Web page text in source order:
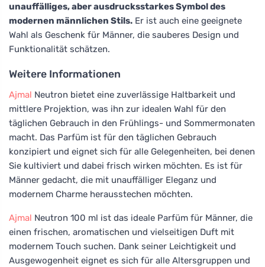
unauffälliges, aber ausdrucksstarkes Symbol des
modernen männlichen Stils. Er ist auch eine geeignete
Wahl als Geschenk für Männer, die sauberes Design und
Funktionalität schätzen.
Weitere Informationen
Ajmal Neutron bietet eine zuverlässige Haltbarkeit und
mittlere Projektion, was ihn zur idealen Wahl für den
täglichen Gebrauch in den Frühlings- und Sommermonaten
macht. Das Parfüm ist für den täglichen Gebrauch
konzipiert und eignet sich für alle Gelegenheiten, bei denen
Sie kultiviert und dabei frisch wirken möchten. Es ist für
Männer gedacht, die mit unauffälliger Eleganz und
modernem Charme herausstechen möchten.
Ajmal Neutron 100 ml ist das ideale Parfüm für Männer, die
einen frischen, aromatischen und vielseitigen Duft mit
modernem Touch suchen. Dank seiner Leichtigkeit und
Ausgewogenheit eignet es sich für alle Altersgruppen und